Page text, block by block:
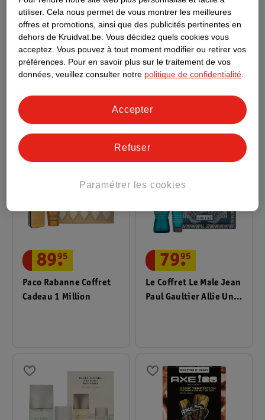
NIVEA Men Coffret
Care
11.
19
Le Coffret The Halfeti
De Parfum, Un Savon
39.
95
Paco Rabanne Coffret
Cadeau 1 Million
89.
95
Le Coffret Le Male Jean
Paul Gaultier Allie Un
Homme Qui Veut Faire
Impression !
79.
95
utiliser. Cela nous permet de vous montrer les meilleures
offres et promotions, ainsi que des publicités pertinentes en
dehors de Kruidvat.be. Vous décidez quels cookies vous
acceptez. Vous pouvez à tout moment modifier ou retirer vos
préférences. Pour en savoir plus sur le traitement de vos
données, veuillez consulter notre politique de confidentialité
Paramétrer les cookies
Refuser
Accepter